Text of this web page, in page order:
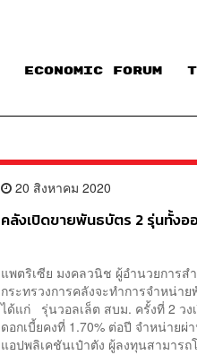
ECONOMIC FORUM
20 สิงหาคม 2020
คลังเปิดขายพันธบัตร 2 รุ่นทั้งอ
แพตริเซีย มงคลวนิช ผู้อำนวยการส
กระทรวงการคลังจะทำการจำหน่า
ได้แก่ รุ่นวอลเล็ต สบม. ครั้งที่ 2 วง
ดอกเบี้ยคงที่ 1.70% ต่อปี จำหน่าย
แอปพลิเคชันเป๋าตัง ผู้ลงทุนสามารถ